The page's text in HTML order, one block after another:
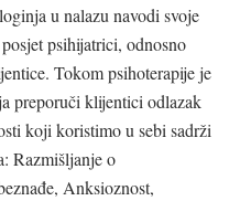
u nalazu navodi svoje
psihijatrici, odnosno
Tokom psihoterapije je
preporuči klijentici odlazak
koji koristimo u sebi sadrži
Razmišljanje o
Anksioznost,